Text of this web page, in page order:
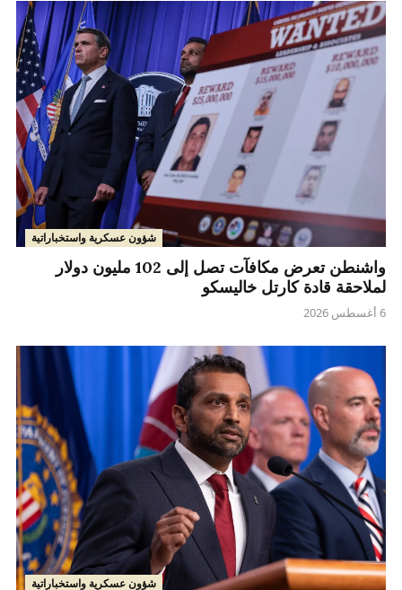
شؤون عسكرية واستخباراتية
واشنطن تعرض مكافآت تصل إلى 102 مليون دولار
لملاحقة قادة كارتل خاليسكو
6 أغسطس 2026
شؤون عسكرية واستخباراتية